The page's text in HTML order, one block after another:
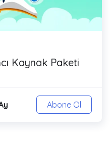
Kaynak Paketi
Abone Ol